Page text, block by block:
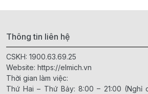
Thông tin liên hệ
CSKH: 1900.63.69.25
Website: https://elmich.vn
Thời gian làm việc:
Thứ Hai – Thứ Bảy: 8:00 – 21:00 (Nghỉ